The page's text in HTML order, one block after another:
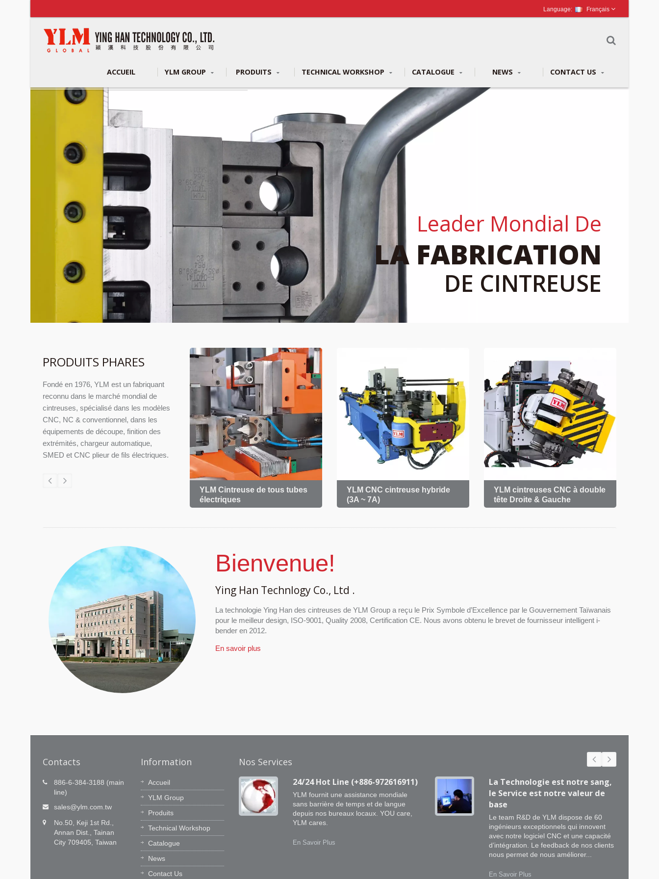
Français
ACCUEIL YLM GROUP PRODUITS TECHNICAL WORKSHOP CATALOGUE NEWS CONTACT US
Leader Mondial De
LA FABRICATION
DE CINTREUSE
PRODUITS PHARES
Fondé en 1976, YLM est un fabriquant
reconnu dans le marché mondial de
cintreuses, spécialisé dans les modèles
CNC, NC & conventionnel, dans les
équipements de découpe, finition des
extrémités, chargeur automatique,
SMED et CNC plieur de fils électriques.
YLM Cintreuse de tous tubes
électriques
YLM CNC cintreuse hybride
(3A ~ 7A)
YLM cintreuses CNC à double
tête Droite & Gauche
Bienvenue!
Ying Han Technlogy Co., Ltd .
La technologie Ying Han des cintreuses de YLM Group a reçu le Prix Symbole d’Excellence par le Gouvernement Taïwanais
pour le meilleur design, ISO-9001, Quality 2008, Certification CE. Nous avons obtenu le brevet de fournisseur intelligent i-
bender en 2012.
En savoir plus
Contacts
886-6-384-3188 (main
line)
sales@ylm.com.tw
No.50, Keji 1st Rd.,
Annan Dist., Tainan
City 709405, Taiwan
Information
Accueil
YLM Group
Produits
Technical Workshop
Catalogue
News
Contact Us
Nos Services
La Technologie est notre sang,
le Service est notre valeur de
base
Le team R&D de YLM dispose de 60
ingénieurs exceptionnels qui innovent
avec notre logiciel CNC et une capacité
d’intégration. Le feedback de nos clients
nous permet de nous améliorer...
24/24 Hot Line (+886-972616911)
YLM fournit une assistance mondiale
sans barrière de temps et de langue
depuis nos bureaux locaux. YOU care,
YLM cares.
En Savoir Plus
La Technologie est notre sang,
le Service est notre valeur de
base
Le team R&D de YLM dispose de 60
ingénieurs exceptionnels qui innovent
avec notre logiciel CNC et une capacité
d’intégration. Le feedback de nos clients
nous permet de nous améliorer...
En Savoir Plus